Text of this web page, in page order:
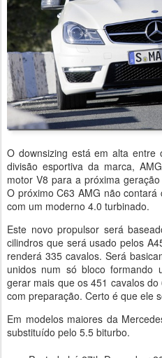
O downsizing está em alta entre
divisão esportiva da marca,
motor V8 para a próxima
O próximo C63 AMG não
com um moderno 4.0 turbinado.
Este novo propulsor será
cilindros que será usado pelos
renderá 335 cavalos. Será
unidos num só bloco
gerar mais que os 451 cavalos
com preparação. Certo é que ele
Em modelos maiores da
substituído pelo 5.5 biturbo.